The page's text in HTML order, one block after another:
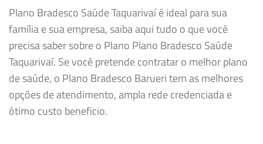
Plano Bradesco Saúde Taquarivaí é ideal para sua
família e sua empresa, saiba aqui tudo o que você
precisa saber sobre o Plano Plano Bradesco Saúde
Taquarivaí. Se você pretende contratar o melhor plano
de saúde, o Plano Bradesco Barueri tem as melhores
opções de atendimento, ampla rede credenciada e
ótimo custo beneficio.